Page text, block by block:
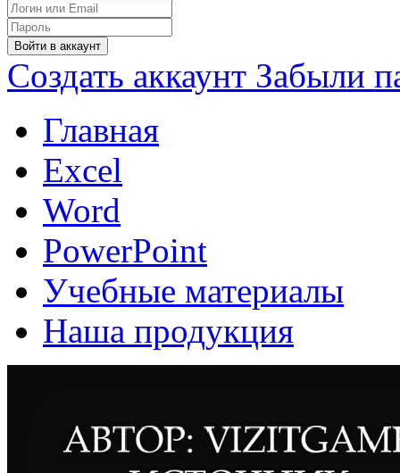
Войти в аккаунт
Создать аккаунт Забыли
Главная
Excel
Word
PowerPoint
Учебные материалы
Наша продукция